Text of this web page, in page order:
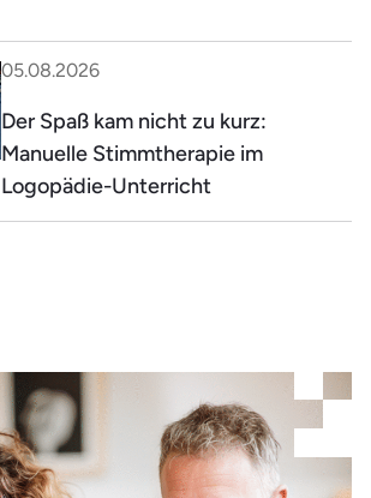
05.08.2026
Der Spaß kam nicht zu kurz:
Manuelle Stimmtherapie im
Logopädie-Unterricht